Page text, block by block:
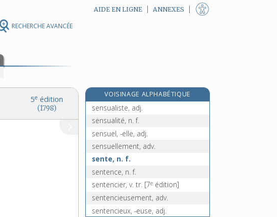
RECHERCHE AVANCÉE
AIDE EN LIGNE ANNEXES
5e édition
(1798)
VOISINAGE ALPHABÉTIQUE
sensualisme, n. m.
sensualiste, adj.
sensualité, n. f.
sensuel, -elle, adj.
sensuellement, adv.
sente, n. f.
sentence, n. f.
sentencier, v. tr. [7e édition]
sentencieusement, adv.
sentencieux, -euse, adj.